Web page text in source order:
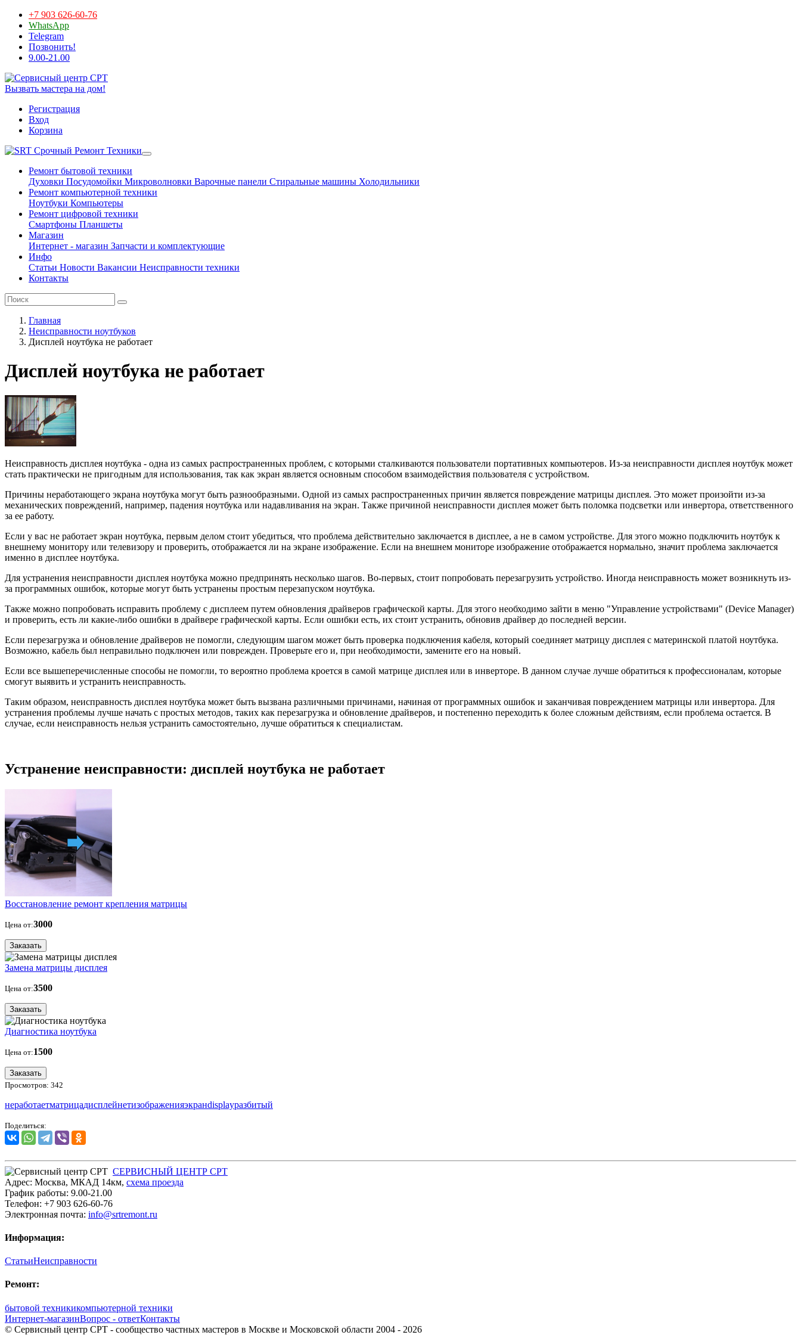
+7 903 626-60-76
WhatsApp
Telegram
Позвонить!
9.00-21.00
Вызвать мастера на дом!
Регистрация
Вход
Корзина
Срочный Ремонт Техники
Ремонт бытовой техники
Духовки Посудомойки Микроволновки Варочные панели Стиральные машины Холодильники
Ремонт компьютерной техники
Ноутбуки Компьютеры
Ремонт цифровой техники
Смартфоны Планшеты
Магазин
Интернет - магазин Запчасти и комплектующие
Инфо
Статьи Новости Вакансии Неисправности техники
Контакты
Главная
Неисправности ноутбуков
Дисплей ноутбука не работает
Дисплей ноутбука не работает
Неисправность дисплея ноутбука - одна из самых распространенных проблем, с которыми сталкиваются пользователи портативных компьютеров. Из-за неисправности дисплея ноутбук может
стать практически не пригодным для использования, так как экран является основным способом взаимодействия пользователя с устройством.
Причины неработающего экрана ноутбука могут быть разнообразными. Одной из самых распространенных причин является повреждение матрицы дисплея. Это может произойти из-за
механических повреждений, например, падения ноутбука или надавливания на экран. Также причиной неисправности дисплея может быть поломка подсветки или инвертора, ответственного
за ее работу.
Если у вас не работает экран ноутбука, первым делом стоит убедиться, что проблема действительно заключается в дисплее, а не в самом устройстве. Для этого можно подключить ноутбук к
внешнему монитору или телевизору и проверить, отображается ли на экране изображение. Если на внешнем мониторе изображение отображается нормально, значит проблема заключается
именно в дисплее ноутбука.
Для устранения неисправности дисплея ноутбука можно предпринять несколько шагов. Во-первых, стоит попробовать перезагрузить устройство. Иногда неисправность может возникнуть из-
за программных ошибок, которые могут быть устранены простым перезапуском ноутбука.
Также можно попробовать исправить проблему с дисплеем путем обновления драйверов графической карты. Для этого необходимо зайти в меню "Управление устройствами" (Device Manager)
и проверить, есть ли какие-либо ошибки в драйвере графической карты. Если ошибки есть, их стоит устранить, обновив драйвер до последней версии.
Если перезагрузка и обновление драйверов не помогли, следующим шагом может быть проверка подключения кабеля, который соединяет матрицу дисплея с материнской платой ноутбука.
Возможно, кабель был неправильно подключен или поврежден. Проверьте его и, при необходимости, замените его на новый.
Если все вышеперечисленные способы не помогли, то вероятно проблема кроется в самой матрице дисплея или в инверторе. В данном случае лучше обратиться к профессионалам, которые
смогут выявить и устранить неисправность.
Таким образом, неисправность дисплея ноутбука может быть вызвана различными причинами, начиная от программных ошибок и заканчивая повреждением матрицы или инвертора. Для
устранения проблемы лучше начать с простых методов, таких как перезагрузка и обновление драйверов, и постепенно переходить к более сложным действиям, если проблема остается. В
случае, если неисправность нельзя устранить самостоятельно, лучше обратиться к специалистам.
Устранение неисправности: дисплей ноутбука не работает
Восстановление ремонт крепления матрицы
Цена от:3000
Заказать
Замена матрицы дисплея
Цена от:3500
Заказать
Диагностика ноутбука
Цена от:1500
Заказать
Просмотров: 342
неработаетматрицадисплейнетизображенияэкранdisplayразбитый
Поделиться:
СЕРВИСНЫЙ ЦЕНТР СРТ
Адрес: Москва, МКАД 14км, cхема проезда
График работы: 9.00-21.00
Телефон: +7 903 626-60-76
Электронная почта: info@srtremont.ru
Информация:
СтатьиНеисправности
Ремонт:
бытовой техникикомпьютерной техники
Интернет-магазинВопрос - ответКонтакты
© Сервисный центр СРТ - сообщество частных мастеров в Москве и Московской области 2004 - 2026